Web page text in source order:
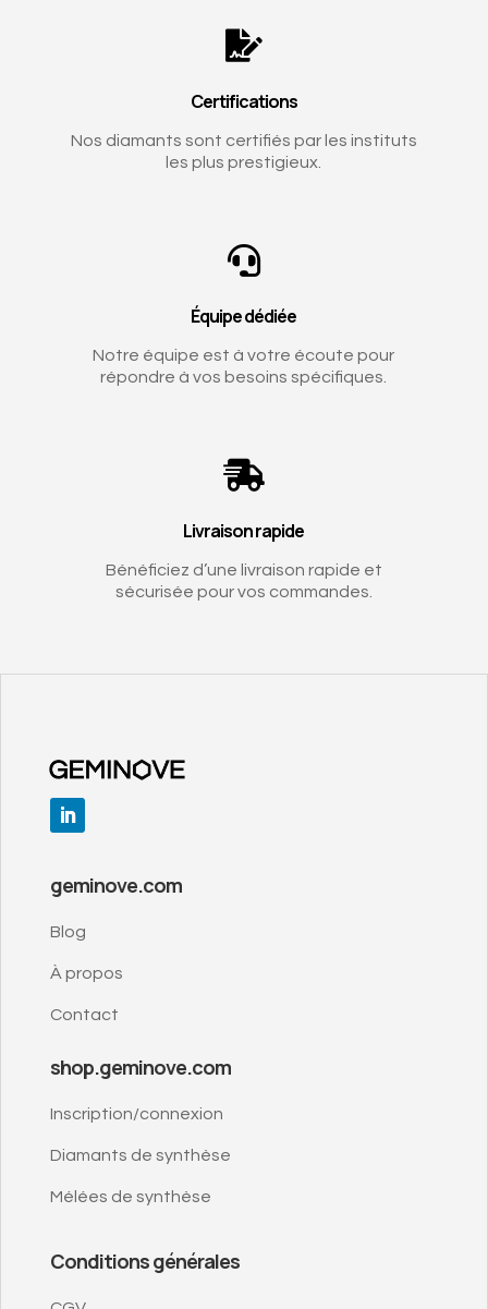

Certifications
Nos diamants sont certifiés par les instituts
les plus prestigieux.

Équipe dédiée
Notre équipe est à votre écoute pour
répondre à vos besoins spécifiques.

Livraison rapide
Bénéficiez d’une livraison rapide et
sécurisée pour vos commandes.
geminove.com
Blog
À propos
Contact
shop.geminove.com
Inscription/connexion
Diamants de synthèse
Mélées de synthèse
Conditions générales